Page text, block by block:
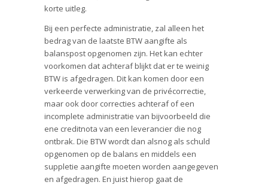
korte uitleg.
Bij een perfecte administratie, zal alleen het
bedrag van de laatste BTW aangifte als
balanspost opgenomen zijn. Het kan echter
voorkomen dat achteraf blijkt dat er te weinig
BTW is afgedragen. Dit kan komen door een
verkeerde verwerking van de privécorrectie,
maar ook door correcties achteraf of een
incomplete administratie van bijvoorbeeld die
ene creditnota van een leverancier die nog
ontbrak. Die BTW wordt dan alsnog als schuld
opgenomen op de balans en middels een
suppletie aangifte moeten worden aangegeven
en afgedragen. En juist hierop gaat de